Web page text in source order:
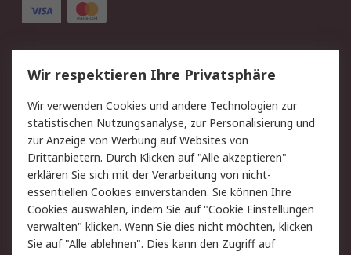
Service
Value Added Services
Lieferlösungen
Rücksendungen
Kontakt
Hilfe
Privatkunden
Rechtliches
AGB
Datenschutz
Cookie-Richtlinie
Zahlungsbedingungen
Copyright/Impressum
Entsorgung
Wir respektieren Ihre Privatsphäre
Wir verwenden Cookies und andere Technologien zur
statistischen Nutzungsanalyse, zur Personalisierung und
zur Anzeige von Werbung auf Websites von
Drittanbietern. Durch Klicken auf "Alle akzeptieren"
erklären Sie sich mit der Verarbeitung von nicht-
essentiellen Cookies einverstanden. Sie können Ihre
Cookies auswählen, indem Sie auf "Cookie Einstellungen
verwalten" klicken. Wenn Sie dies nicht möchten, klicken
Sie auf "Alle ablehnen". Dies kann den Zugriff auf